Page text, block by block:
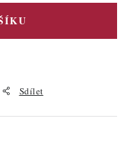
Sdílet